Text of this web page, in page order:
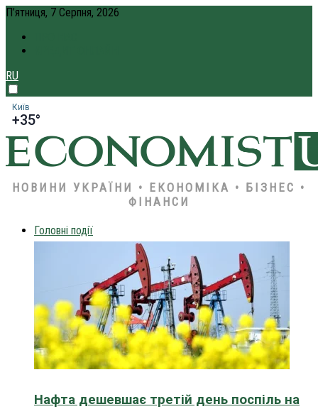
П’ятниця, 7 Серпня, 2026
RU
Київ
+35°
НОВИНИ УКРАЇНИ • ЕКОНОМІКА • БІЗНЕС •
ФІНАНСИ
Головні події
Нафта дешевшає третій день поспіль на